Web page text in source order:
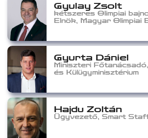
Gyulay Zsolt
kétszeres Olimpiai
Elnök, Magyar Olimpiai
Gyurta Dániel
Miniszteri
és Külügyminisztérium
Hajdu Zoltán
Ügyvezető, Smart